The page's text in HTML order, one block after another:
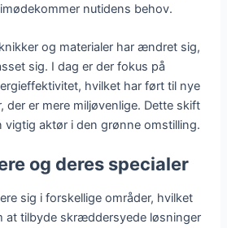
nutidens behov.
og materialer har ændret sig,
sig. I dag er der fokus på
hvilket har ført til nye
der er mere miljøvenlige. Dette skift
vigtig aktør i den grønne omstilling.
og deres specialer
sig i forskellige områder, hvilket
at tilbyde skræddersyede løsninger